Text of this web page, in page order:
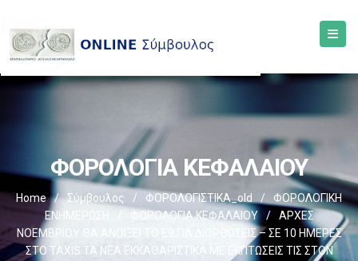
ΦΟΡΟΛΟΓΙΑ ΚΕΦΑΛΑΙΟΥ
Home / Σύμβουλος / ΦΟΡΟΛΟΓΙΣΤΙΚΑ_old /
ΦΟΡΟΛΟΓΙΚΗ
ΕΝΗΜΕΡΩΣΗ
ΦΟΡΟΛΟΓΙΑ ΚΕΦΑΛΑΙΟΥ /
ΑΡΧΕΣ
ΝΟΕΜΒΡΙΟΥ ΘΑ ΑΝΟΙΞΕΙ ΤΟ Ε9 ΓΙΑ ΔΙΟΡΘΩΣΕΙΣ – ΣΕ 10 ΗΜΕΡΕΣ
ΣΤΟ TAXIS ΤΑ ΝΕΑ ΕΚΚΑΘΑΡΙΣΤΙΚΑ ΜΕ ΕΚΠΤΩΣΕΙΣ ΤΙΣ ΣΤΟΝ